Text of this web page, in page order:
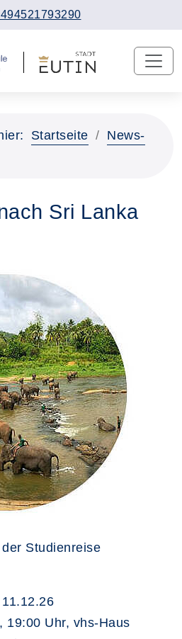
Startseite
News-
Sri Lanka
Studienreise
19:00 Uhr, vhs-Haus